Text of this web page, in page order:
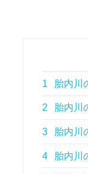
1 胎内川
2 胎内川
3 胎内川
4 胎内川